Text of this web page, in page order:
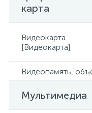
карта
Видеокарта
[Видеокарта]
Видеопамять,
Мультимедиа